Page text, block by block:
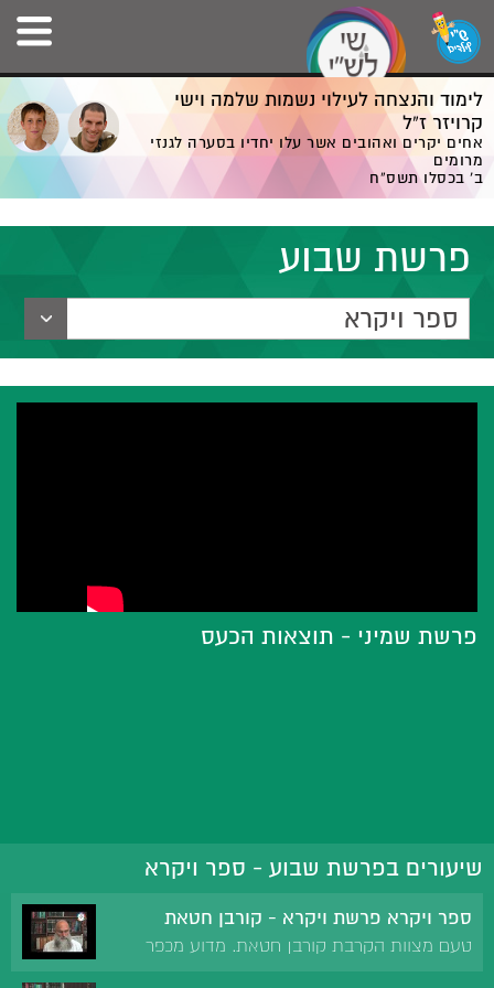
לימוד והנצחה לעילוי נשמות שלמה וישי
קרויזר ז”ל
אחים יקרים ואהובים אשר עלו יחדיו בסערה לגנזי
מרומים
ב' בכסלו תשס”ח
פרשת שבוע
ספר ויקרא
פרשת שמיני - תוצאות הכעס
שיעורים בפרשת שבוע - ספר ויקרא
ספר ויקרא פרשת ויקרא - קורבן חטאת
טעם מצוות הקרבת קורבן חטאת. מדוע מכפר